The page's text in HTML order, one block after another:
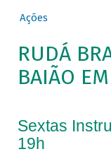
Ações
RUDÁ
BAIÃO
Sextas
19h